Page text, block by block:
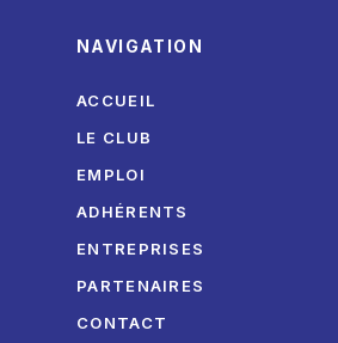
NAVIGATION
ACCUEIL
LE CLUB
EMPLOI
ADHÉRENTS
ENTREPRISES
PARTENAIRES
CONTACT